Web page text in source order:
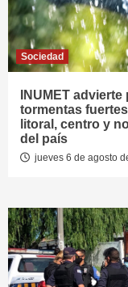
Sociedad
INUMET advierte
tormentas fuertes
litoral, centro y
del país
jueves 6 de agosto